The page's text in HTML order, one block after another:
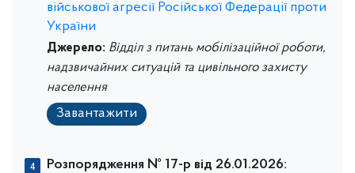
військової агресії Російської Федерації проти
України
Джерело: Відділ з питань мобілізаційної роботи,
надзвичайних ситуацій та цивільного захисту
населення
Завантажити
Розпорядження № 17-р від 26.01.2026: